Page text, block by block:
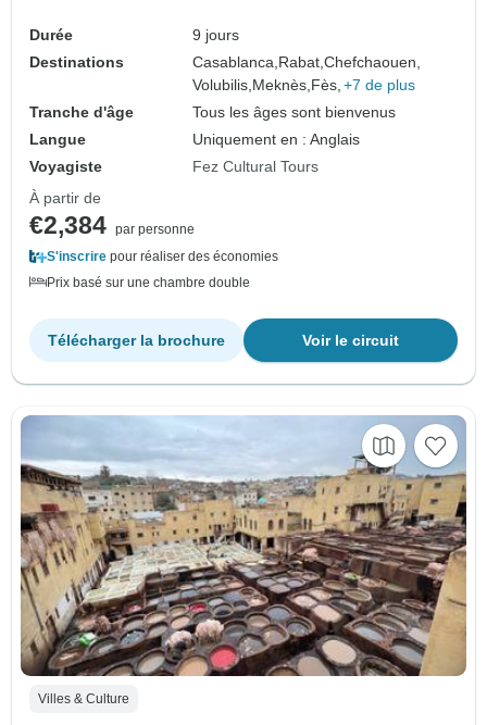
Durée
9 jours
Destinations
Casablanca,Rabat,Chefchaouen,
Volubilis,Meknès,Fès, +7 de plus
Tranche d'âge
Tous les âges sont bienvenus
Langue
Uniquement en : Anglais
Voyagiste
Fez Cultural Tours
À partir de
€2,384 par personne
S'inscrire pour réaliser des économies
Prix basé sur une chambre double
Voir le circuit
Télécharger la brochure
Villes & Culture